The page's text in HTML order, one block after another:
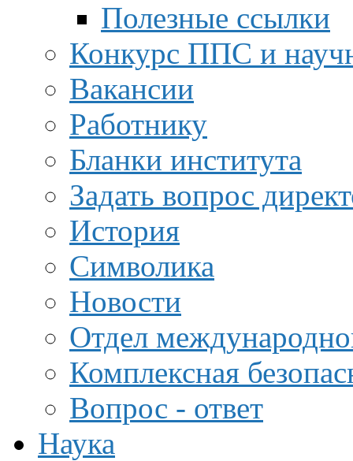
Полезные ссылки
Конкурс ППС и
Вакансии
Работнику
Бланки института
Задать вопрос
История
Символика
Новости
Отдел
Комплексная
Вопрос - ответ
Наука